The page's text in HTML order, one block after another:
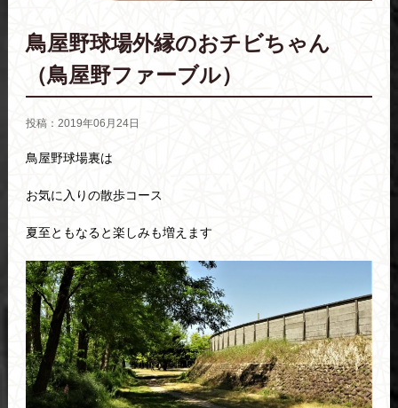
鳥屋野球場外縁のおチビちゃん
（鳥屋野ファーブル）
投稿：2019年06月24日
鳥屋野球場裏は
お気に入りの散歩コース
夏至ともなると楽しみも増えます